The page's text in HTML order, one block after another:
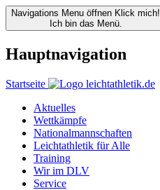
Navigations Menu öffnen Klick mich!
Ich bin das Menü.
Hauptnavigation
Startseite
Aktuelles
Wettkämpfe
Nationalmannschaften
Leichtathletik für Alle
Training
Wir im DLV
Service